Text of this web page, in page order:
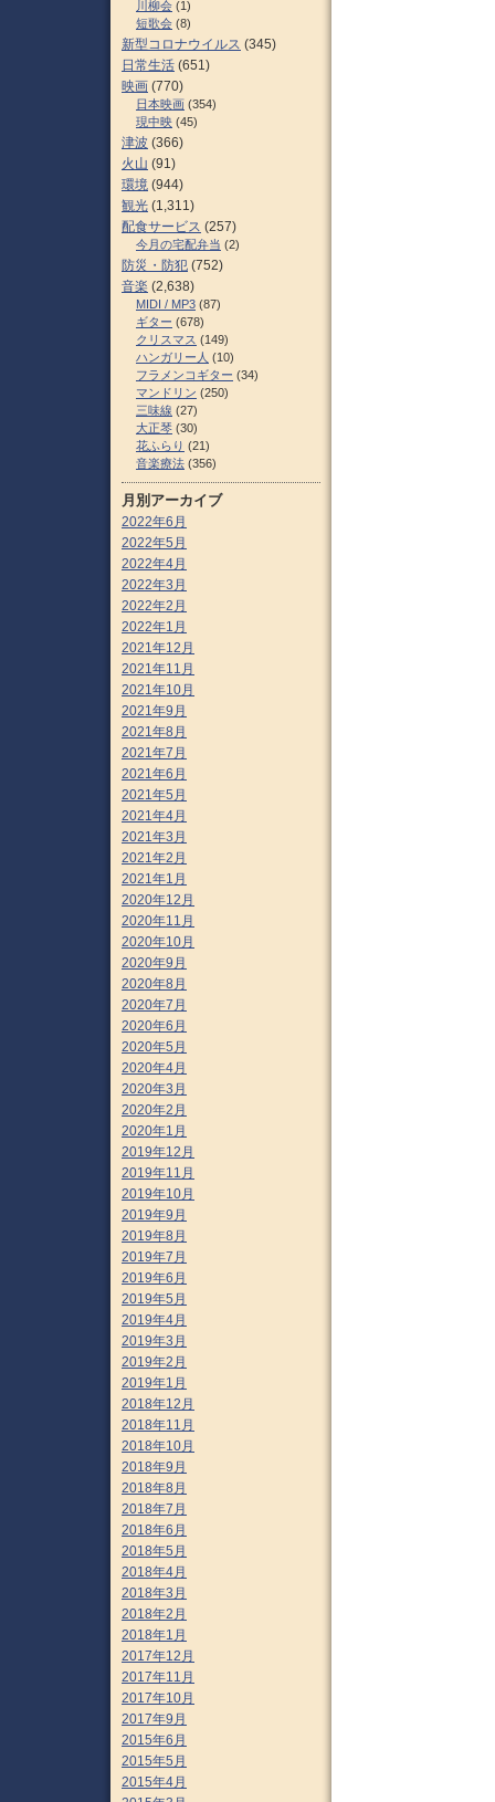
川柳会 (1)
短歌会 (8)
新型コロナウイルス (345)
日常生活 (651)
映画 (770)
日本映画 (354)
現中映 (45)
津波 (366)
火山 (91)
環境 (944)
観光 (1,311)
配食サービス (257)
今月の宅配弁当 (2)
防災・防犯 (752)
音楽 (2,638)
MIDI / MP3 (87)
ギター (678)
クリスマス (149)
ハンガリー人 (10)
フラメンコギター (34)
マンドリン (250)
三味線 (27)
大正琴 (30)
花ふらり (21)
音楽療法 (356)
月別アーカイブ
2022年6月
2022年5月
2022年4月
2022年3月
2022年2月
2022年1月
2021年12月
2021年11月
2021年10月
2021年9月
2021年8月
2021年7月
2021年6月
2021年5月
2021年4月
2021年3月
2021年2月
2021年1月
2020年12月
2020年11月
2020年10月
2020年9月
2020年8月
2020年7月
2020年6月
2020年5月
2020年4月
2020年3月
2020年2月
2020年1月
2019年12月
2019年11月
2019年10月
2019年9月
2019年8月
2019年7月
2019年6月
2019年5月
2019年4月
2019年3月
2019年2月
2019年1月
2018年12月
2018年11月
2018年10月
2018年9月
2018年8月
2018年7月
2018年6月
2018年5月
2018年4月
2018年3月
2018年2月
2018年1月
2017年12月
2017年11月
2017年10月
2017年9月
2015年6月
2015年5月
2015年4月